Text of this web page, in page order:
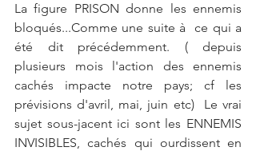
La figure PRISON donne les ennemis
bloqués...Comme une suite à  ce qui a
été dit précédemment. ( depuis
plusieurs mois l'action des ennemis
cachés impacte notre pays; cf les
prévisions d'avril, mai, juin etc)  Le vrai
sujet sous-jacent ici sont les ENNEMIS
INVISIBLES, cachés qui ourdissent en